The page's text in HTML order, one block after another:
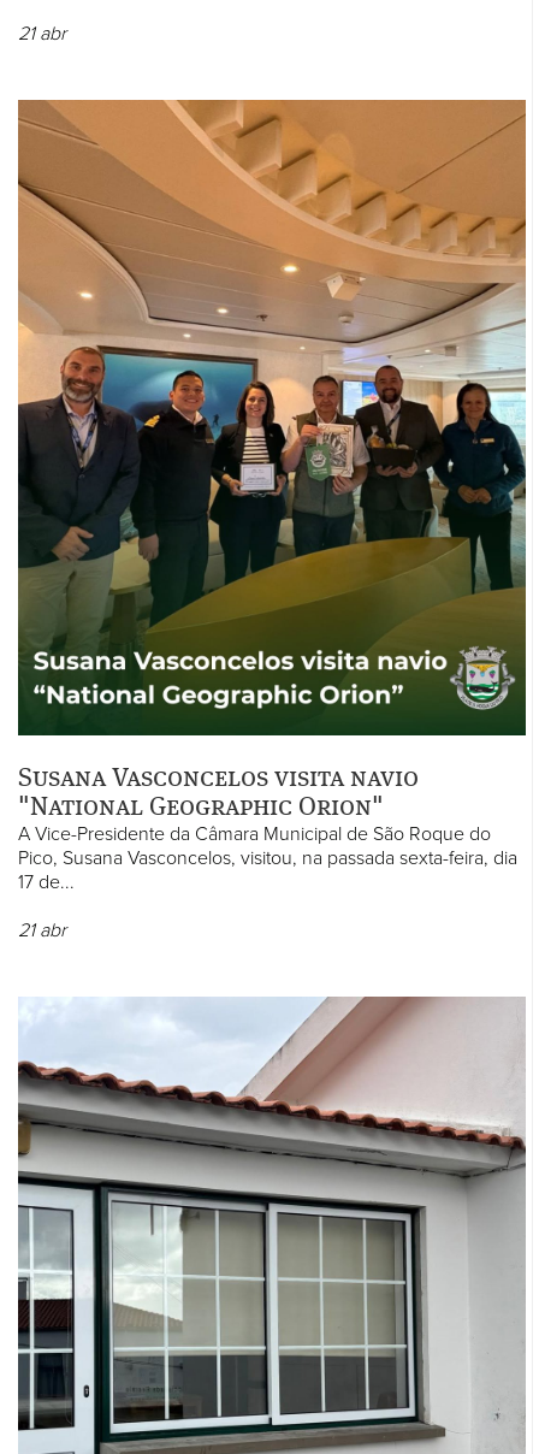
21 abr
Susana Vasconcelos visita navio
"National Geographic Orion"
A Vice-Presidente da Câmara Municipal de São Roque do
Pico, Susana Vasconcelos, visitou, na passada sexta-feira, dia
17 de...
21 abr